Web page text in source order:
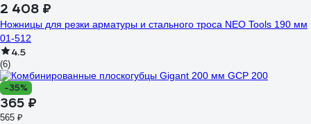
2 408 ₽
Ножницы для резки арматуры и стального троса NEO Tools 190 мм
01-512
4.5
(6)
-35%
365 ₽
565 ₽